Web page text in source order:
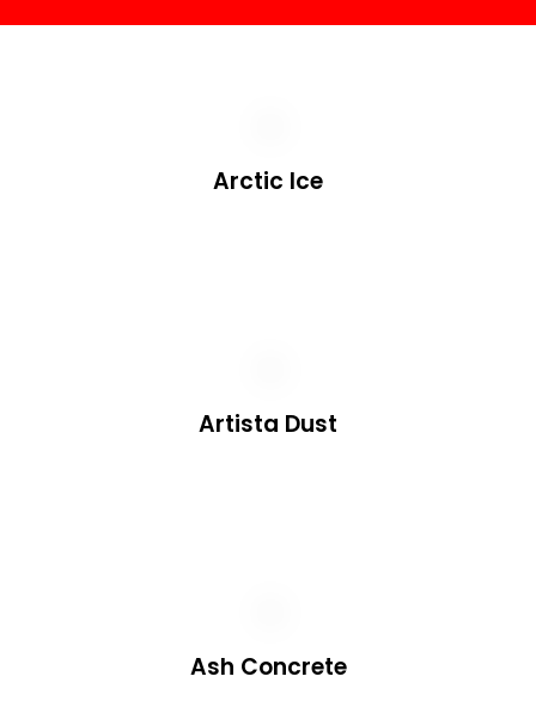
Arctic Ice
Artista Dust
Ash Concrete